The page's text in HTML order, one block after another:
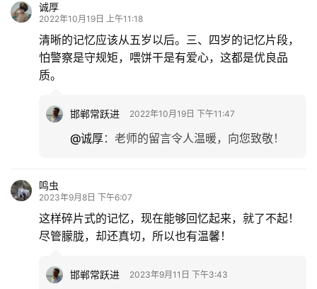
诚厚
2022年10月19日 上午11:18
清晰的记忆应该从五岁以后。三、四岁的记忆片段，
怕警察是守规矩，喂饼干是有爱心，这都是优良品
质。
邯郸常跃进 2022年10月19日 下午11:47
@诚厚： 老师的留言令人温暖，向您致敬！
鸣虫
2023年9月8日 下午6:07
这样碎片式的记忆，现在能够回忆起来，就了不起！
尽管朦胧，却还真切，所以也有温馨！
邯郸常跃进 2023年9月11日 下午3:43